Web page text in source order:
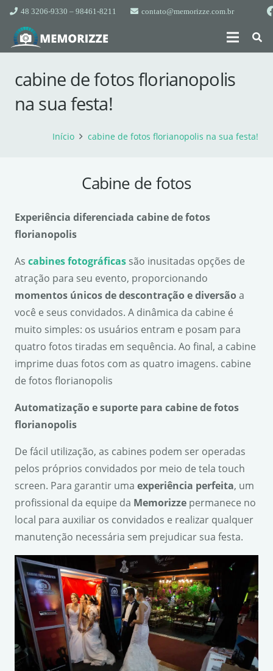
48 3206-9330 – 98461-8211 contato@memorizze.com.br
cabine de fotos florianopolis
na sua festa!
Início cabine de fotos florianopolis na sua festa!
Cabine de fotos
Experiência diferenciada cabine de fotos
florianopolis
As cabines fotográficas são inusitadas opções de
atração para seu evento, proporcionando
momentos únicos dedescontração e diversãoa
você e seus convidados. A dinâmica da cabine é
muito simples: os usuários entram e posam para
quatro fotos tiradas em sequência. Ao final, a cabine
imprime duas fotos com as quatro imagens. cabine
de fotos florianopolis
Automatização e suporte para cabine de fotos
florianopolis
De fácil utilização, as cabines podem ser operadas
pelos próprios convidados por meio de tela touch
screen. Para garantir uma experiência perfeita, um
profissional da equipe da Memorizze permanece no
local para auxiliar os convidados e realizar qualquer
manutenção necessária sem prejudicar sua festa.